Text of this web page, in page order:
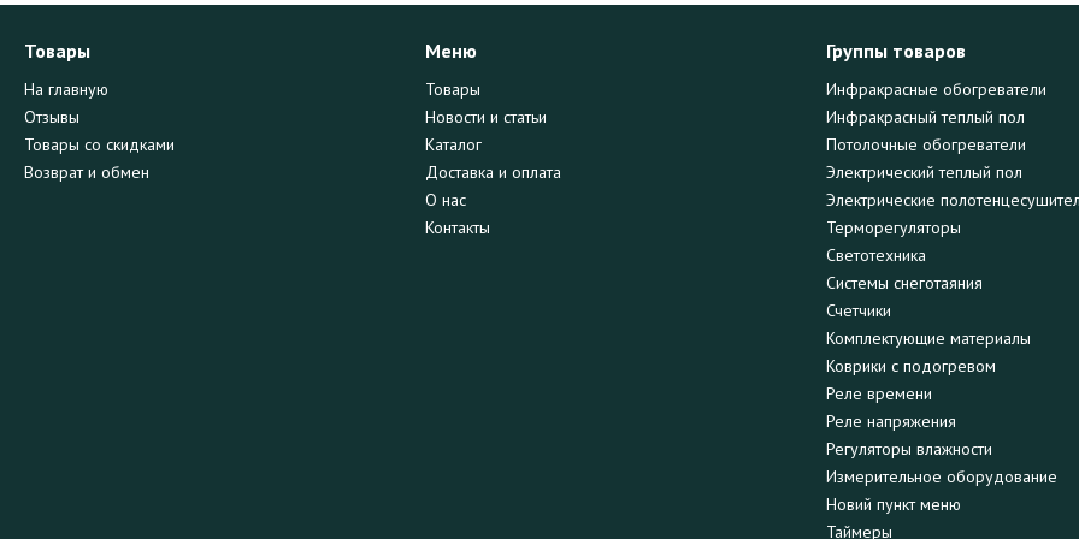
Товары
На главную
Отзывы
Товары со скидками
Возврат и обмен
Меню
Товары
Новости и статьи
Каталог
Доставка и оплата
О нас
Контакты
Группы товаров
Инфракрасные обогреватели
Инфракрасный теплый пол
Потолочные обогреватели
Электрический теплый пол
Электрические
Терморегуляторы
Светотехника
Системы снеготаяния
Счетчики
Комплектующие материалы
Коврики с подогревом
Реле времени
Реле напряжения
Регуляторы влажности
Измерительное оборудование
Новий пункт меню
Таймеры